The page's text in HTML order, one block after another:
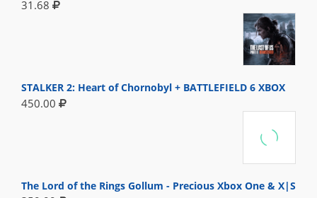
31.68
STALKER 2: Heart of Chornobyl + BATTLEFIELD 6 XBOX
450.00
The Lord of the Rings Gollum - Precious Xbox One & X|S